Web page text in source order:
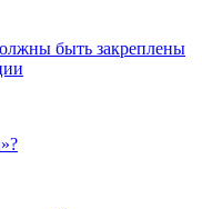
быть закреплены